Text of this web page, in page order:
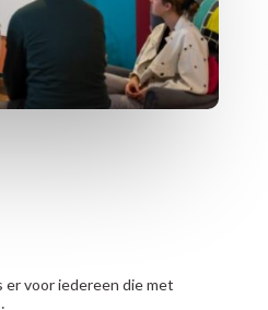
er voor iedereen die met